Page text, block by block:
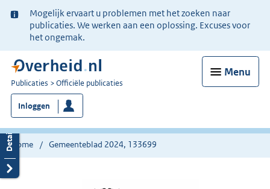
Ter
informatie:
Mogelijk ervaart u problemen met het zoeken naar
publicaties. We werken aan een oplossing. Excuses voor
het ongemak.
Menu
U
bent
nu
hier:
Publicaties Officiële publicaties
Inloggen
Home Gemeenteblad 2024, 133699